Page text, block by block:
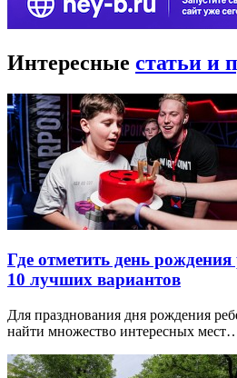
Интересные статьи и
Где отметить день
10 лучших вариантов
Для празднования дня рождения
найти множество интересных